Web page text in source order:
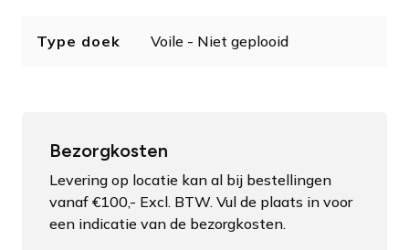
Type doek Voile - Niet geplooid
Bezorgkosten
Levering op locatie kan al bij bestellingen
vanaf €100,- Excl. BTW. Vul de plaats in voor
een indicatie van de bezorgkosten.